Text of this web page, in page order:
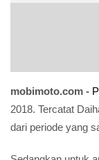
mobimoto.com -
2018. Tercatat
dari periode yang